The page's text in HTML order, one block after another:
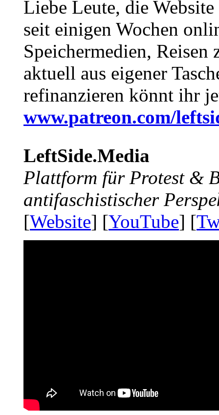
Liebe Leute, die Website
seit einigen Wochen
Speichermedien, Reisen
aktuell aus eigener
refinanzieren könnt ihr
www.patreon.com/
LeftSide.Media
Plattform für Protest &
antifaschistischer
[Website] [YouTube] [